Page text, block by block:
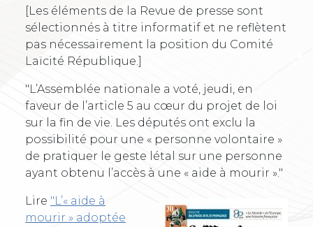
[Les éléments de la Revue de presse sont
sélectionnés à titre informatif et ne reflètent
pas nécessairement la position du Comité
Laïcité République.]
"L’Assemblée nationale a voté, jeudi, en
faveur de l’article 5 au cœur du projet de loi
sur la fin de vie. Les députés ont exclu la
possibilité pour une « personne volontaire »
de pratiquer le geste létal sur une personne
ayant obtenu l’accès à une « aide à mourir »."
Lire "L’« aide à
mourir » adoptée